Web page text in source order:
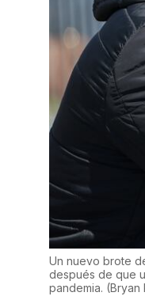
Un nuevo brote
después de que
pandemia. (Bryan